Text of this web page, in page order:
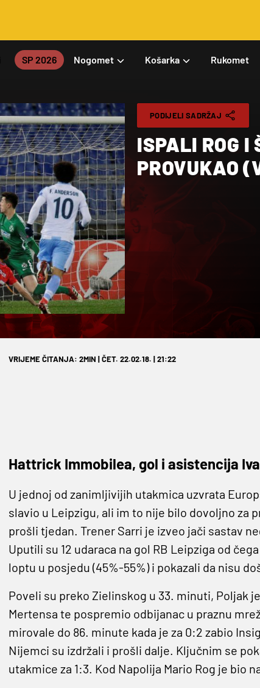
SP 2026 Nogomet Košarka Rukomet
PODIJELI SADRŽAJ
ISPALI ROG I
PROVUKAO
VRIJEME ČITANJA: 2MIN | ČET. 22.02.18. | 21:22
Hattrick Immobilea, gol i asistencija
U jednoj od zanimljivijih utakmica uzvrata
slavio u Leipzigu, ali im to nije bilo dovoljno za
prošli tjedan. Trener Sarri je izveo jači sastav
Uputili su 12 udaraca na gol RB Leipziga od
loptu u posjedu (45%-55%) i pokazali da nisu
Poveli su preko Zielinskog u 33. minuti, Poljak
Mertensa te pospremio odbijanac u praznu
mirovale do 86. minute kada je za 0:2 zabio
Nijemci su izdržali i prošli dalje. Ključnim se
utakmice za 1:3. Kod Napolija Mario Rog je bio